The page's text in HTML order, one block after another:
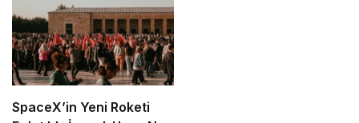
SpaceX’in Yeni Roketi